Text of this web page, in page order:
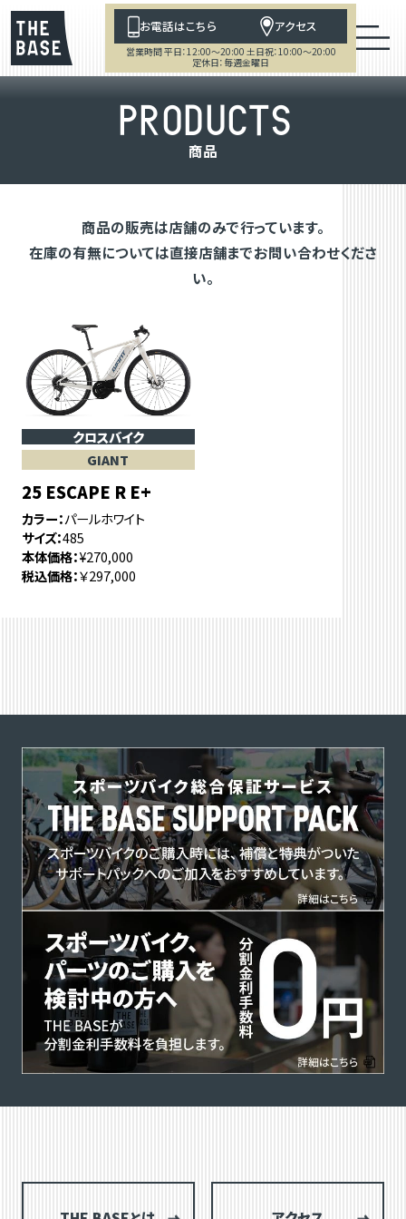
お電話はこちら アクセス
営業時間 平日：12:00～20:00 土日祝：10:00～20:00
定休日：毎週金曜日
PRODUCTS
商品
商品の販売は店舗のみで行っています。
在庫の有無については直接店舗までお問い合わせくださ
い。
クロスバイク
GIANT
25 ESCAPE R E+
カラー パールホワイト
サイズ 485
本体価格 ¥270,000
税込価格 ￥297,000